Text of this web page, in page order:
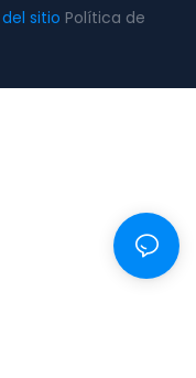
sitio Política de